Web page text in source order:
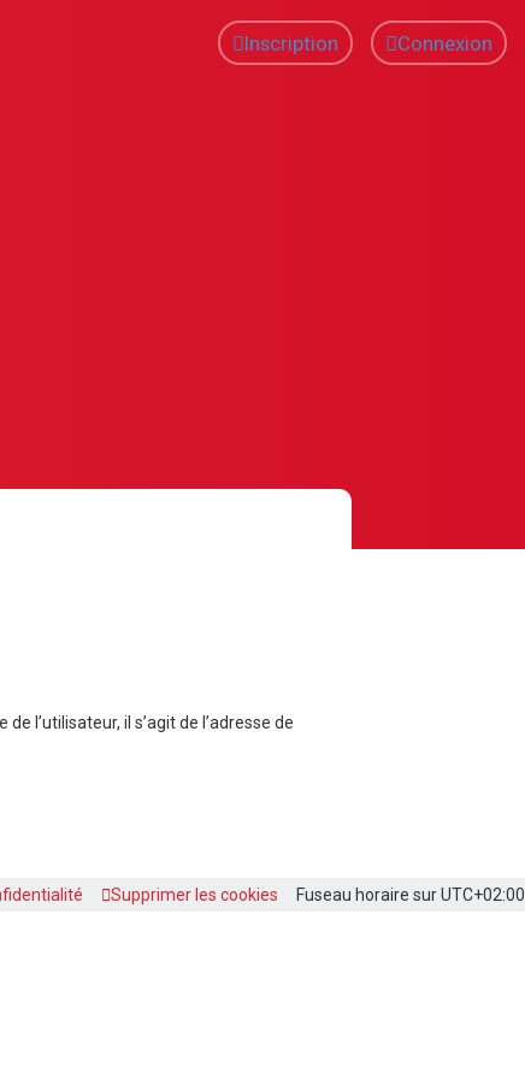
Connexion
Inscription
l’utilisateur, il s’agit de l’adresse de
Fuseau horaire surUTC+02:00
Supprimer les cookies